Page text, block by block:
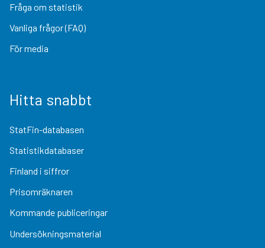
Fråga om statistik
Vanliga frågor (FAQ)
För media
Hitta snabbt
StatFin-databasen
Statistikdatabaser
Finland i siffror
Prisomräknaren
Kommande publiceringar
Undersökningsmaterial